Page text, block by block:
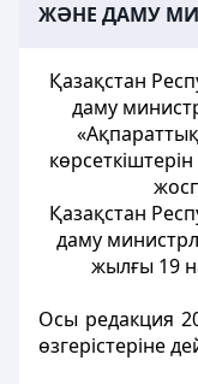
ЖӘНЕ ДАМУ
Қазақстан
даму
Қазақстан
даму
жылғы 19
Осы редакция
өзгерістеріне